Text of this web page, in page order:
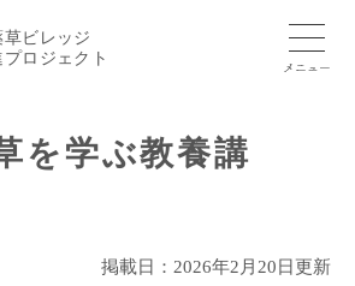
ビレッジ
ロジェクト
を学ぶ教養講
掲載日：2026年2月20日更新